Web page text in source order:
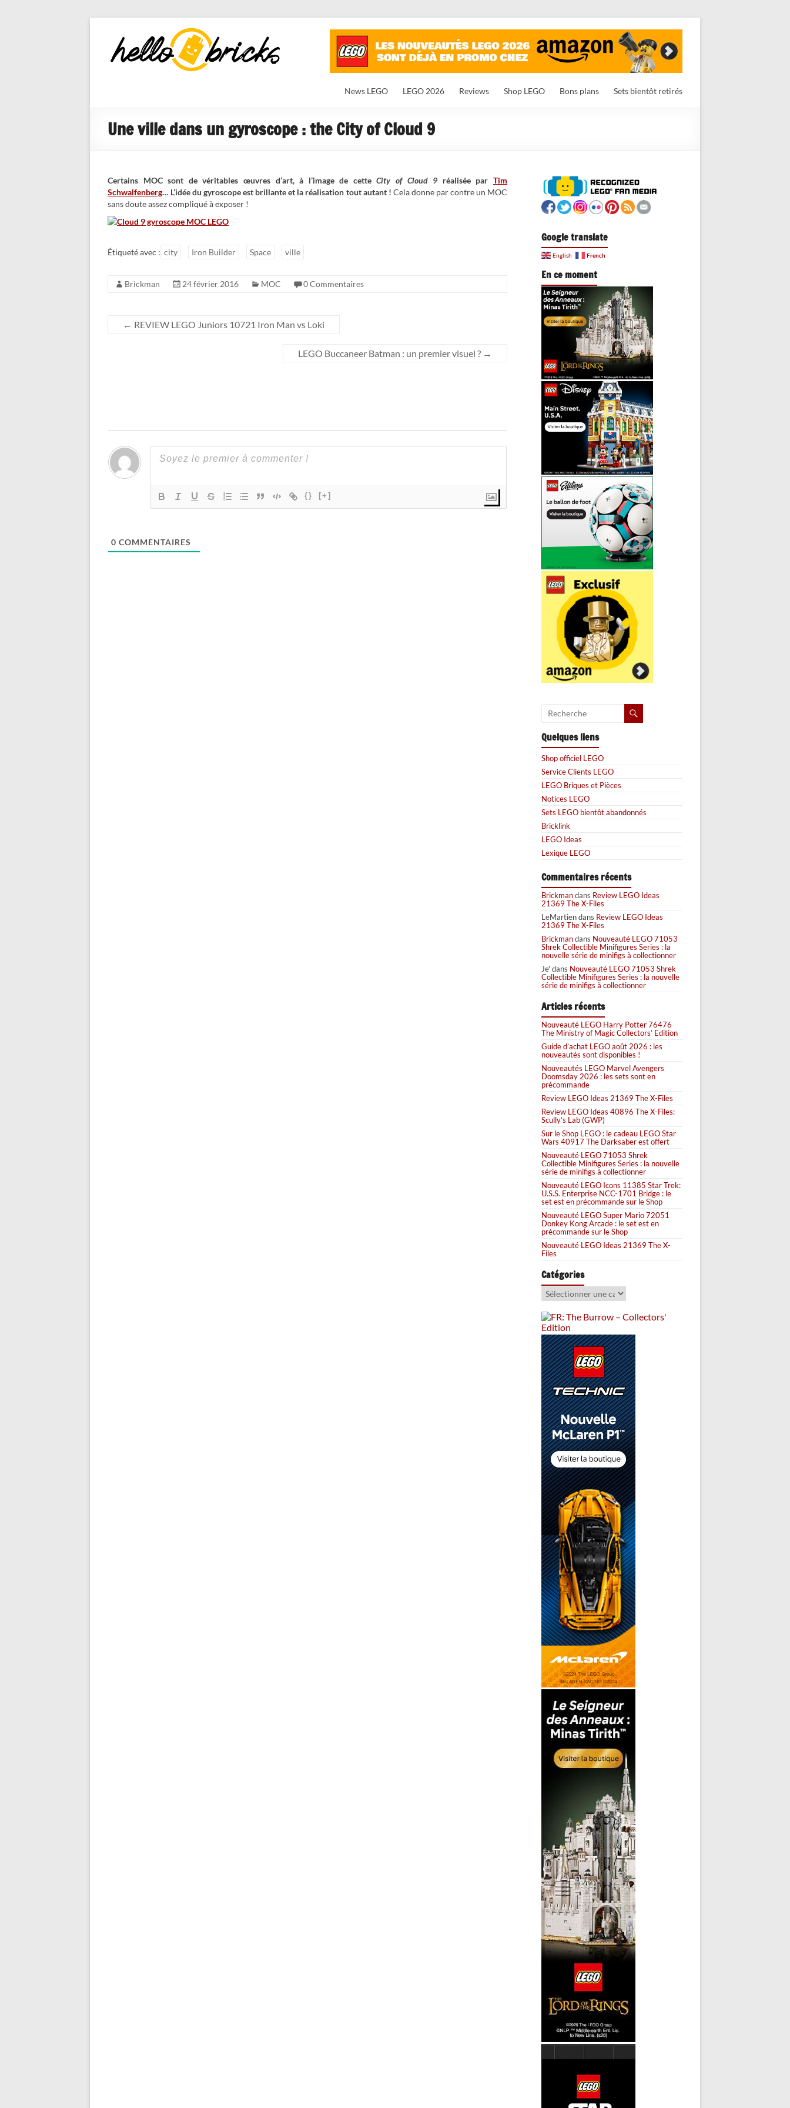
HelloBricks
Blog LEGO,
nouveaut�s
News LEGO LEGO 2026 Reviews Shop LEGO Bons plans Sets bientôt retirés
Une ville dans un gyroscope : the City of Cloud 9
Certains MOC sont de véritables œuvres d’art, à l’image de cetteCity of Cloud 9 réalisée parTim
Schwalfenberg… L’idée du gyroscope est brillante et la réalisation tout autant ! Cela donne par contre un MOC
sans doute assez compliqué à exposer !
Étiqueté avec : city Iron Builder Space ville
Brickman 24 février 2016 MOC 0 Commentaires
← REVIEW LEGO Juniors 10721 Iron Man vs Loki
LEGO Buccaneer Batman : un premier visuel ? →
{} [+]
0 COMMENTAIRES
Google translate
English French
En ce moment
Quelques liens
Shop officiel LEGO
Service Clients LEGO
LEGO Briques et Pièces
Notices LEGO
Sets LEGO bientôt abandonnés
Bricklink
LEGO Ideas
Lexique LEGO
Commentaires récents
Brickmandans Review LEGO Ideas
21369 The X-Files
LeMartiendans Review LEGO Ideas
21369 The X-Files
Brickmandans Nouveauté LEGO 71053
Shrek Collectible Minifigures Series : la
nouvelle série de minifigs à collectionner
Je' dans Nouveauté LEGO 71053 Shrek
Collectible Minifigures Series : la nouvelle
série de minifigs à collectionner
Articles récents
Nouveauté LEGO Harry Potter 76476
The Ministry of Magic Collectors’ Edition
Guide d’achat LEGO août 2026 : les
nouveautés sont disponibles !
Nouveautés LEGO Marvel Avengers
Doomsday 2026 : les sets sont en
précommande
Review LEGO Ideas 21369 The X-Files
Review LEGO Ideas 40896 The X-Files:
Scully’s Lab (GWP)
Sur le Shop LEGO : le cadeau LEGO Star
Wars 40917 The Darksaber est offert
Nouveauté LEGO 71053 Shrek
Collectible Minifigures Series : la nouvelle
série de minifigs à collectionner
Nouveauté LEGO Icons 11385 Star Trek:
U.S.S. Enterprise NCC-1701 Bridge : le
set est en précommande sur le Shop
Nouveauté LEGO Super Mario 72051
Donkey Kong Arcade : le set est en
précommande sur le Shop
Nouveauté LEGO Ideas 21369 The X-
Files
Catégories
Catégories